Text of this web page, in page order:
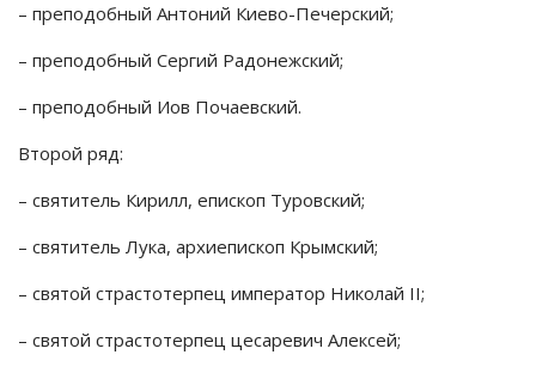
– преподобный Антоний Киево-Печерский;
– преподобный Сергий Радонежский;
– преподобный Иов Почаевский.
Второй ряд:
– святитель Кирилл, епископ Туровский;
– святитель Лука, архиепископ Крымский;
– святой страстотерпец император Николай II;
– cвятой cтрастотерпец цесаревич Алексей;